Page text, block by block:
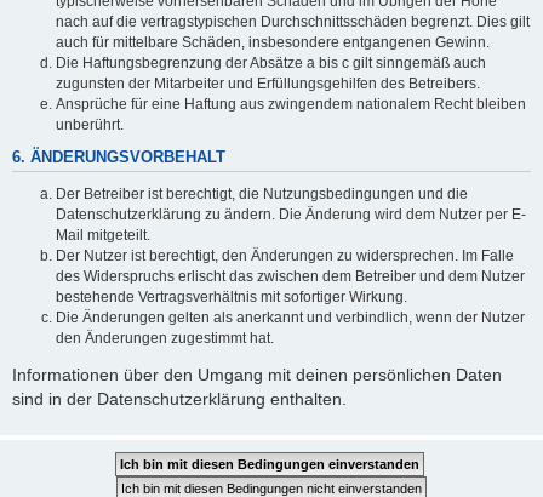
nach auf die vertragstypischen Durchschnittsschäden begrenzt. Dies gilt
auch für mittelbare Schäden, insbesondere entgangenen Gewinn.
Die Haftungsbegrenzung der Absätze a bis c gilt sinngemäß auch
zugunsten der Mitarbeiter und Erfüllungsgehilfen des Betreibers.
Ansprüche für eine Haftung aus zwingendem nationalem Recht bleiben
unberührt.
6. ÄNDERUNGSVORBEHALT
Der Betreiber ist berechtigt, die Nutzungsbedingungen und die
Datenschutzerklärung zu ändern. Die Änderung wird dem Nutzer per E-
Mail mitgeteilt.
Der Nutzer ist berechtigt, den Änderungen zu widersprechen. Im Falle
des Widerspruchs erlischt das zwischen dem Betreiber und dem Nutzer
bestehende Vertragsverhältnis mit sofortiger Wirkung.
Die Änderungen gelten als anerkannt und verbindlich, wenn der Nutzer
den Änderungen zugestimmt hat.
Informationen über den Umgang mit deinen persönlichen Daten
sind in der Datenschutzerklärung enthalten.